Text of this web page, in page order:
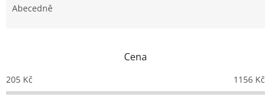
o
d
Abecedně
Cena
205 Kč 1156 Kč